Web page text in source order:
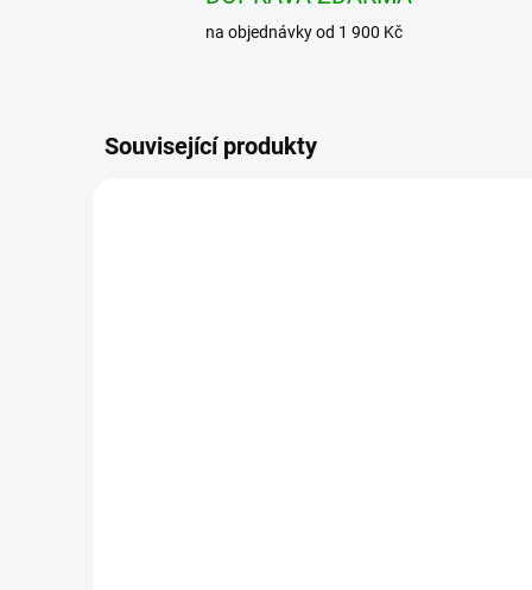
na objednávky od 1 900 Kč
Související produkty